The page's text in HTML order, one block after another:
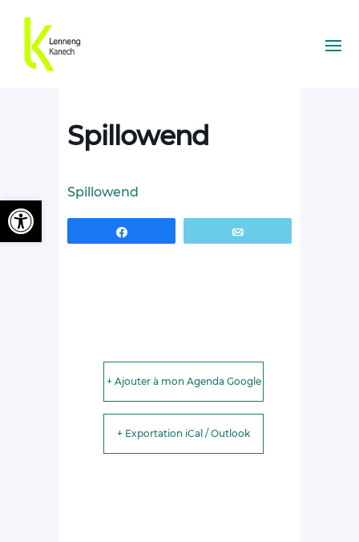
Spillowend
Spillowend
+ Ajouter à mon Agenda Google
+ Exportation iCal / Outlook
Ouvrir la barre d’outils